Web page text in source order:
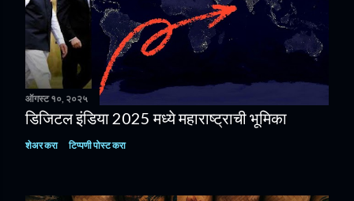
ऑगस्ट १०, २०२५
डिजिटल इंडिया 2025 मध्ये महाराष्ट्राची भूमिका
शेअर करा टिप्पणी पोस्ट करा